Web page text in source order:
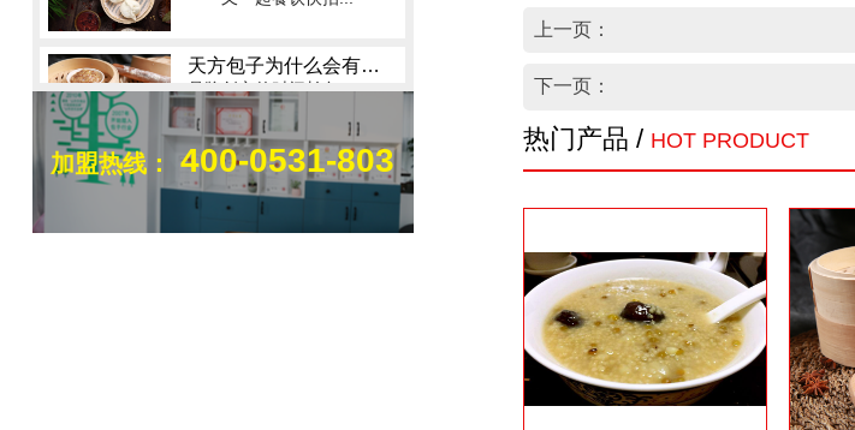
加盟商的相关基...
祝贺山东曲阜市场新...
加盟热线： 400-0531-803
上一页：
下一页：
热门产品 / HOT PRODUCT